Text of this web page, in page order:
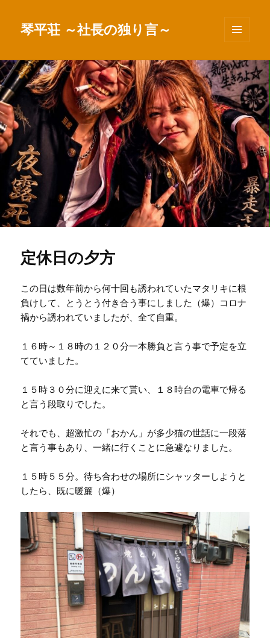
琴平荘 ～社長の独り言～
ーとウ
ィジェ
ット
定休日の夕方
この日は数年前から何十回も誘われていたマタリキに根
負けして、とうとう付き合う事にしました（爆）コロナ
禍から誘われていましたが、全て自重。
１６時～１８時の１２０分一本勝負と言う事で予定を立
てていました。
１５時３０分に迎えに来て貰い、１８時台の電車で帰る
と言う段取りでした。
それでも、超激忙の「おかん」が多少猫の世話に一段落
と言う事もあり、一緒に行くことに急遽なりました。
１５時５５分。待ち合わせの場所にシャッターしようと
したら、既に暖簾（爆）